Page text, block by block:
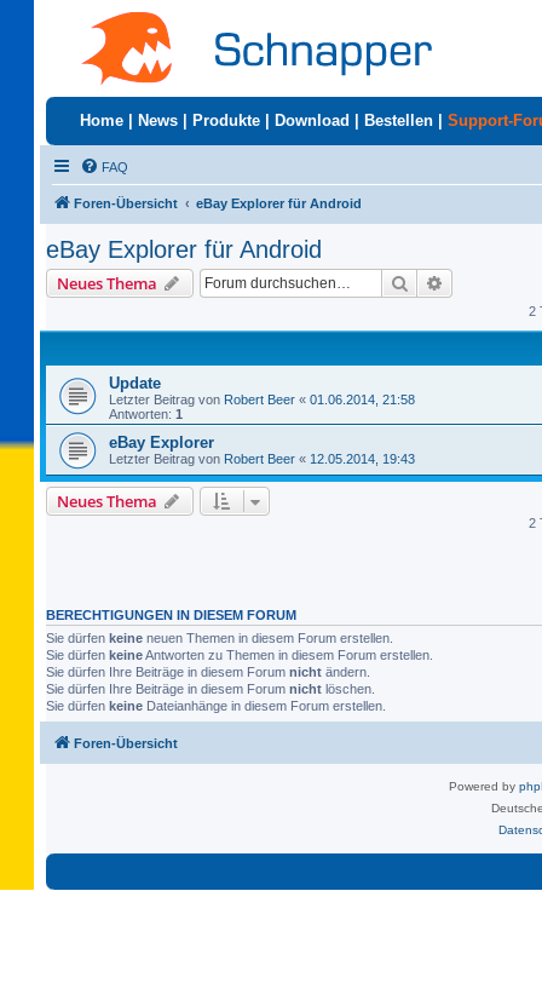
Home News Produkte Download Bestellen Support-
FAQ
Foren-Übersicht eBay Explorer für Android
eBay Explorer für Android
Neues Thema Suche
2
Update
Letzter Beitrag von Robert Beer « 01.06.2014, 21:58
Antworten: 1
eBay Explorer
Letzter Beitrag von Robert Beer « 12.05.2014, 19:43
Neues Thema
2
BERECHTIGUNGEN IN DIESEM FORUM
Sie dürfen keine neuen Themen in diesem Forum erstellen.
Sie dürfen keineAntworten zu Themen in diesem Forum erstellen.
Sie dürfen Ihre Beiträge in diesem Forum nicht ändern.
Sie dürfen Ihre Beiträge in diesem Forum nicht löschen.
Sie dürfen keine Dateianhänge in diesem Forum erstellen.
Foren-Übersicht
Powered by